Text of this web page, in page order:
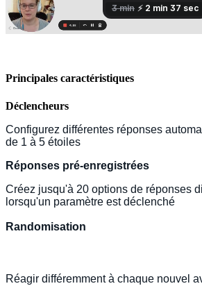
Principales caractéristiques
Déclencheurs
Configurez différentes réponses
de 1 à 5 étoiles
Réponses pré-enregistrées
Créez jusqu'à 20 options de réponses
lorsqu'un paramètre est déclenché
Randomisation
Réagir différemment à chaque nouvel